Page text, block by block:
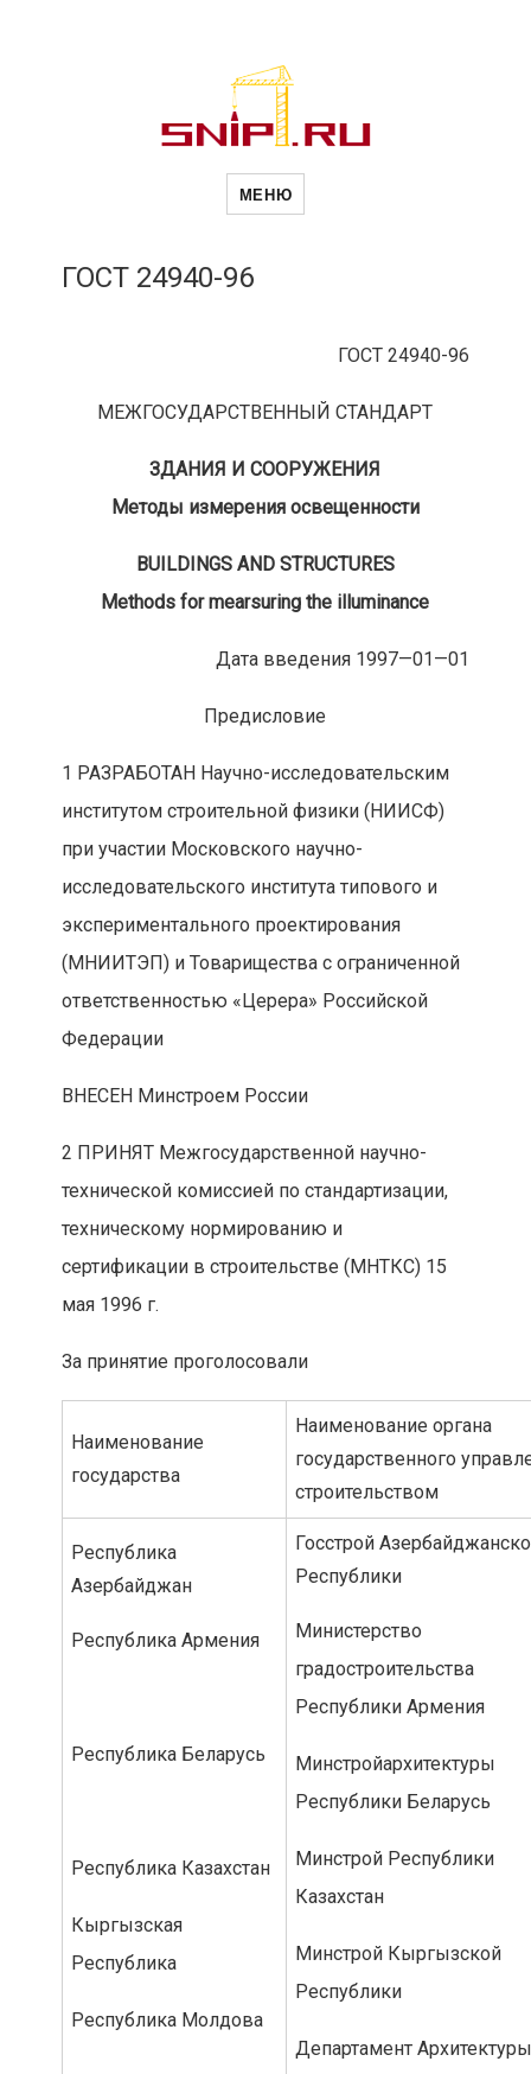
Новости
МЕНЮ
ГОСТ 24940-96
ГОСТ 24940-96
МЕЖГОСУДАРСТВЕННЫЙ СТАНДАРТ
ЗДАНИЯ И СООРУЖЕНИЯ
Методы измерения освещенности
BUILDINGS AND STRUCTURES
Methods for mearsuring the illuminance
Дата введения 1997—01—01
Предисловие
1 РАЗРАБОТАН Научно-исследовательским
институтом строительной физики (НИИСФ)
при участии Московского научно-
исследовательского института типового и
экспериментального проектирования
(МНИИТЭП) и Товарищества с ограниченной
ответственностью «Церера» Российской
Федерации
ВНЕСЕН Минстроем России
2 ПРИНЯТ Межгосударственной научно-
технической комиссией по стандартизации,
техническому нормированию и
сертификации в строительстве (МНТКС) 15
мая 1996 г.
За принятие проголосовали
Наименование
государства
Наименование органа
государственного
строительством
Республика
Азербайджан
Республика Армения
Республика Беларусь
Республика Казахстан
Кыргызская
Республика
Республика Молдова
Госстрой
Республики
Министерство
градостроительства
Республики Армения
Минстройархитектуры
Республики Беларусь
Минстрой Республики
Казахстан
Минстрой Кыргызской
Республики
Департамент